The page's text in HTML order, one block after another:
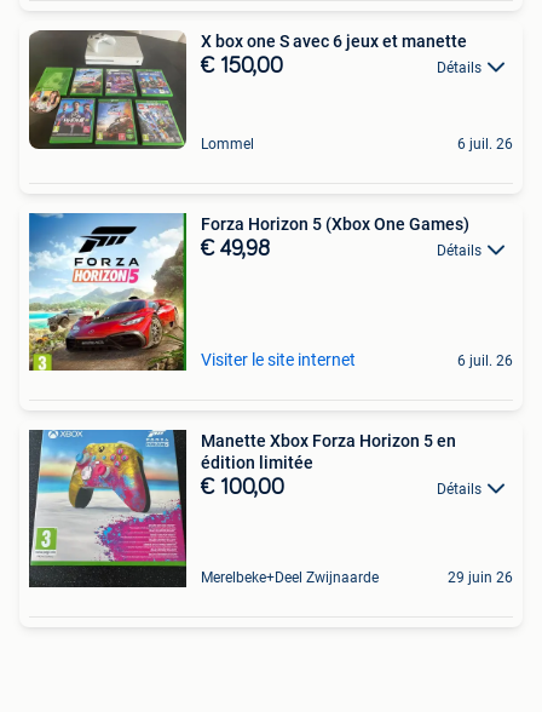
X box one S avec 6 jeux et manette
€ 150,00 Détails
Lommel 6 juil. 26
Forza Horizon 5 (Xbox One Games)
€ 49,98 Détails
Visiter le site internet 6 juil. 26
Manette Xbox Forza Horizon 5 en
édition limitée
€ 100,00 Détails
Merelbeke+Deel Zwijnaarde 29 juin 26